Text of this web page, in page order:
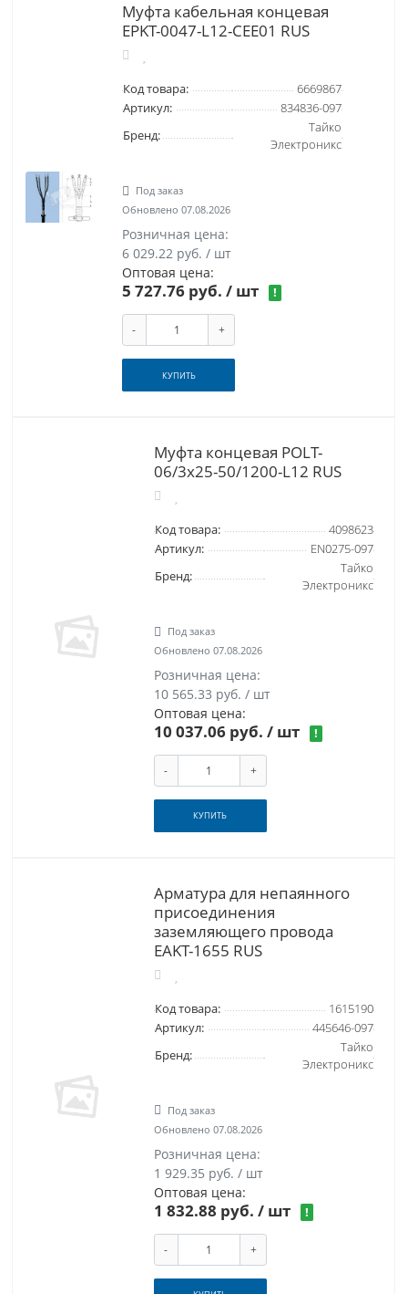
Муфта кабельная концевая
EPKT-0047-L12-CEE01 RUS
Код товара:
6669867
Артикул:
834836-097
Бренд:
Тайко
Электроникс
Под заказ
Обновлено 07.08.2026
Розничная цена:
6 029.22 руб. / шт
Оптовая цена:
5 727.76 руб. / шт !
- +
КУПИТЬ
Муфта концевая POLT-
06/3x25-50/1200-L12 RUS
Код товара:
4098623
Артикул:
EN0275-097
Бренд:
Тайко
Электроникс
Под заказ
Обновлено 07.08.2026
Розничная цена:
10 565.33 руб. / шт
Оптовая цена:
10 037.06 руб. / шт !
- +
КУПИТЬ
Арматура для непаянного
присоединения
заземляющего провода
EAKT-1655 RUS
Код товара:
1615190
Артикул:
445646-097
Бренд:
Тайко
Электроникс
Под заказ
Обновлено 07.08.2026
Розничная цена:
1 929.35 руб. / шт
Оптовая цена:
1 832.88 руб. / шт !
- +